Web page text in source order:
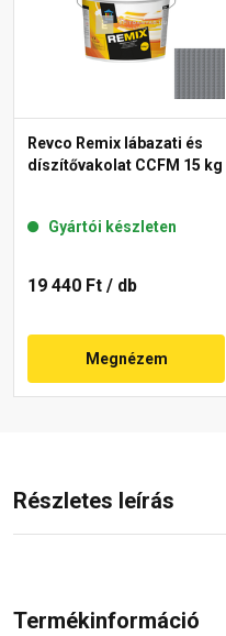
Revco Remix lábazati és
díszítővakolat CCFM 15 kg
Gyártói készleten
19 440 Ft / db
Megnézem
Részletes leírás
Termékinformáció